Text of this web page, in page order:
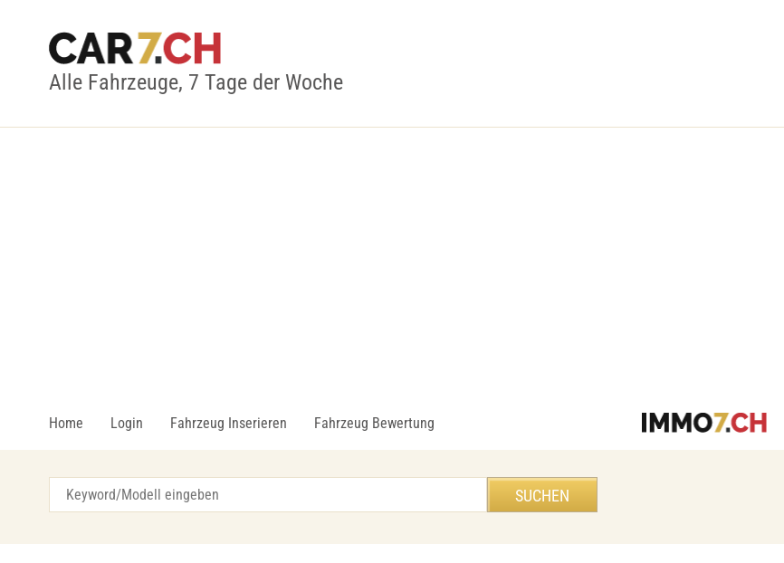
Alle Fahrzeuge, 7 Tage der Woche
Home Login Fahrzeug Inserieren Fahrzeug Bewertung